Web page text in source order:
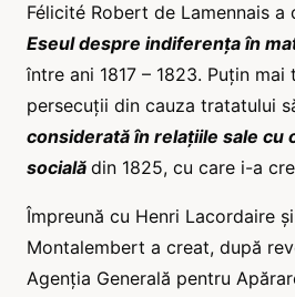
Félicité Robert de Lamennais a
Eseul despre indiferența în
între ani 1817 – 1823. Puțin
persecuții din cauza tratatului
considerată în relațiile sale cu
socială din 1825, cu care i-a
Împreună cu Henri Lacordaire
Montalembert a creat, după
Agenția Generală pentru